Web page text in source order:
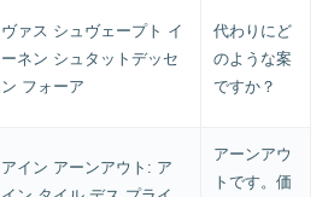
ヴァス シュヴェープト イ
ーネン シュタットデッセ
ン フォーア
代わりにど
のような案
ですか？
アイン アーンアウト: ア
アーンアウ
トです。価